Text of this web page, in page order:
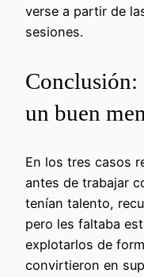
verse a partir de
sesiones.
Conclusión:
un buen
En los tres casos
antes de trabajar
tenían talento,
pero les faltaba
explotarlos de
convirtieron en